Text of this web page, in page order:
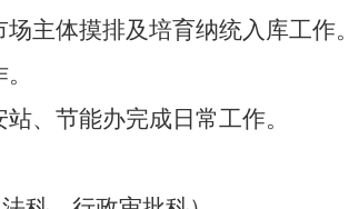
主体摸排及培育纳统入库工作。
、节能办完成日常工作。